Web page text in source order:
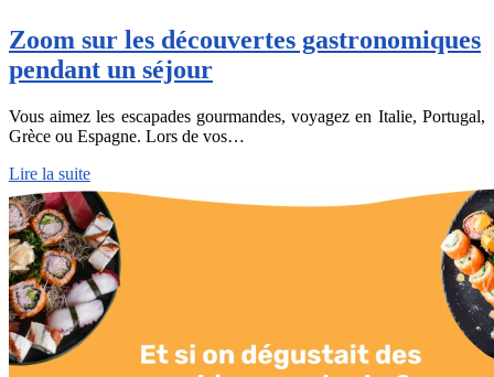
Zoom sur les découvertes gastronomiques
pendant un séjour
Vous aimez les escapades gourmandes, voyagez en Italie, Portugal,
Grèce ou Espagne. Lors de vos…
Lire la suite